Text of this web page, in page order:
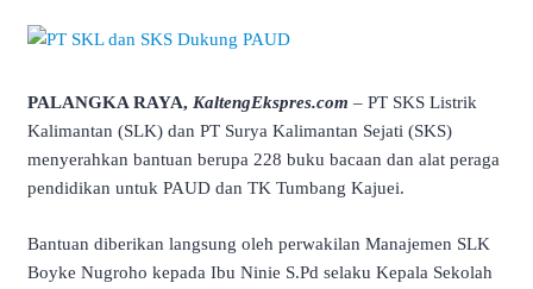
PALANGKA RAYA, KaltengEkspres.com – PT SKS Listrik
Kalimantan (SLK) dan PT Surya Kalimantan Sejati (SKS)
menyerahkan bantuan berupa 228 buku bacaan dan alat peraga
pendidikan untuk PAUD dan TK Tumbang Kajuei.
Bantuan diberikan langsung oleh perwakilan Manajemen SLK
Boyke Nugroho kepada Ibu Ninie S.Pd selaku Kepala Sekolah